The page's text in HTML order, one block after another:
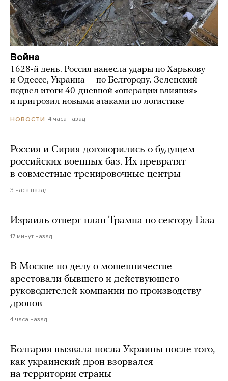
Война
1628-й день. Россия нанесла удары по Харькову
и Одессе, Украина — по Белгороду. Зеленский
подвел итоги 40-дневной «операции влияния»
и пригрозил новыми атаками по логистике
НОВОСТИ 4 часа назад
Россия и Сирия договорились о будущем
российских военных баз. Их превратят
в совместные тренировочные центры
3 часа назад
Израиль отверг план Трампа по сектору Газа
17 минут назад
В Москве по делу о мошенничестве
арестовали бывшего и действующего
руководителей компании по производству
дронов
4 часа назад
Болгария вызвала посла Украины после того,
как украинский дрон взорвался
на территории страны